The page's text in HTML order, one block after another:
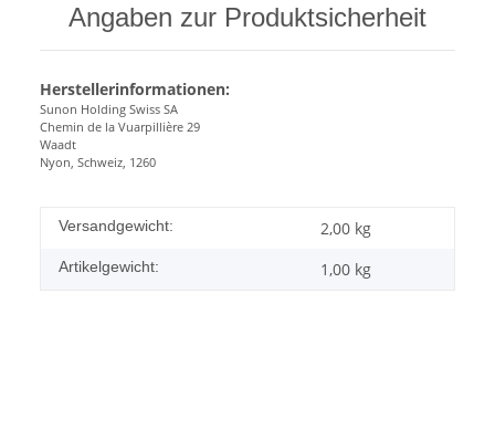
Angaben zur Produktsicherheit
Herstellerinformationen:
Sunon Holding Swiss SA
Chemin de la Vuarpillière 29
Waadt
Nyon, Schweiz, 1260
Versandgewicht: 2,00 kg
Artikelgewicht: 1,00 kg